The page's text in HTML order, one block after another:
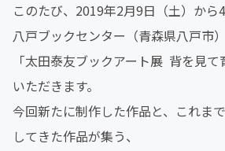
このたび、2019年2月9日（土）から
八戸ブックセンター（青森県八戸市
「太田泰友ブックアート展 背を見
いただきます。
今回新たに制作した作品と、これま
してきた作品が集う、